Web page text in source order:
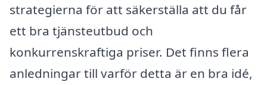
strategierna för att säkerställa att du får
ett bra tjänsteutbud och
konkurrenskraftiga priser. Det finns flera
anledningar till varför detta är en bra idé,